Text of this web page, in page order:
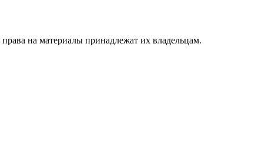
на материалы принадлежат их владельцам.